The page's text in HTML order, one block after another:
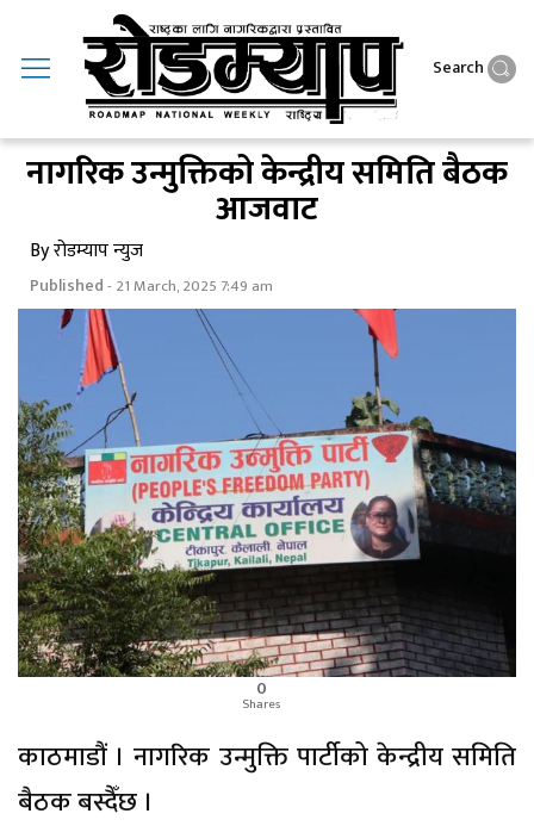
Search
नागरिक उन्मुक्तिको केन्द्रीय समिति बैठक
आजवाट
By रोडम्याप न्युज
Published- 21 March, 2025 7:49 am
0
Shares
काठमाडौं । नागरिक उन्मुक्ति पार्टीको केन्द्रीय समिति
बैठक बस्दैँछ ।